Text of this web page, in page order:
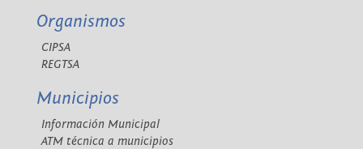
Organismos
CIPSA
REGTSA
Municipios
Información Municipal
ATM técnica a municipios